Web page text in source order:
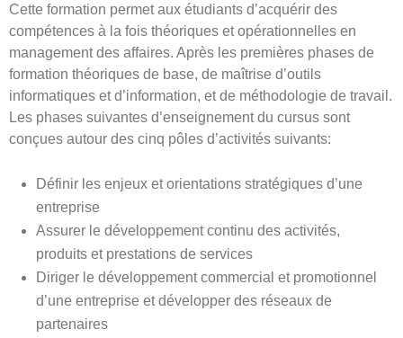
Cette formation permet aux étudiants d’acquérir des
compétences à la fois théoriques et opérationnelles en
management des affaires. Après les premières phases de
formation théoriques de base, de maîtrise d’outils
informatiques et d’information, et de méthodologie de travail.
Les phases suivantes d’enseignement du cursus sont
conçues autour des cinq pôles d’activités suivants:
Définir les enjeux et orientations stratégiques d’une
entreprise
Assurer le développement continu des activités,
produits et prestations de services
Diriger le développement commercial et promotionnel
d’une entreprise et développer des réseaux de
partenaires